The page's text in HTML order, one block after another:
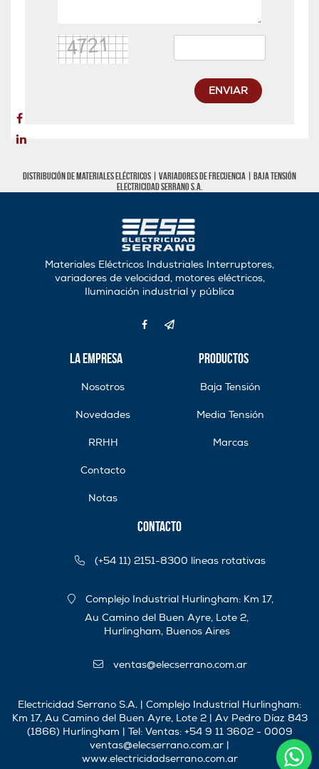
ENVIAR
Distribución de materiales eléctricos | Variadores de frecuencia | Baja tensión
Electricidad Serrano S.A.
Materiales Eléctricos Industriales Interruptores,
variadores de velocidad, motores eléctricos,
Iluminación industrial y pública
La Empresa
Nosotros
Novedades
RRHH
Contacto
Notas
Productos
Baja Tensión
Media Tensión
Marcas
Contacto
(+54 11) 2151-8300 líneas rotativas
Complejo Industrial Hurlingham: Km 17,
Au Camino del Buen Ayre, Lote 2,
Hurlingham, Buenos Aires
ventas@elecserrano.com.ar
Electricidad Serrano S.A. | Complejo Industrial Hurlingham:
Km 17, Au Camino del Buen Ayre, Lote 2 | Av Pedro Díaz 843
(1866) Hurlingham | Tel: Ventas: +54 9 11 3602 - 0009
ventas@elecserrano.com.ar |
www.electricidadserrano.com.ar